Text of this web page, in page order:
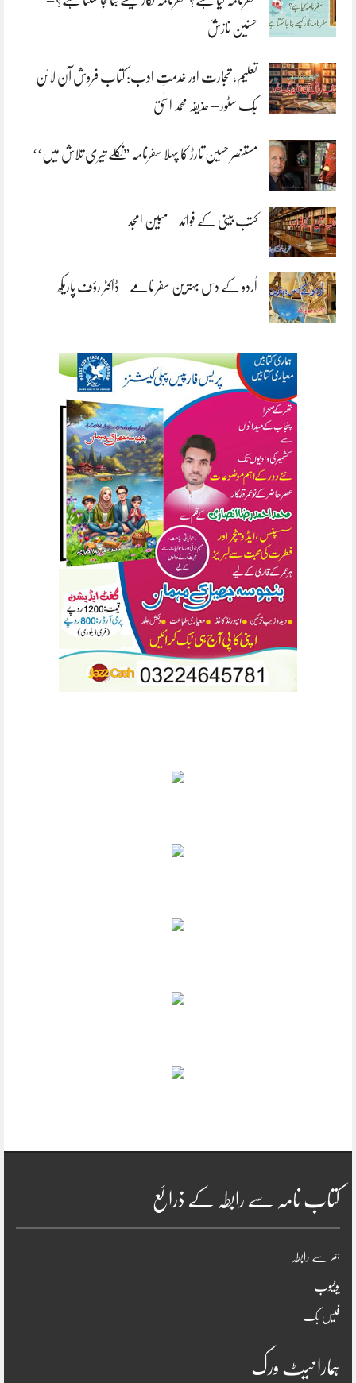
حسنین نازشؔ
تعلیم، تجارت اور خدمتِ ادب: کتاب فروش آن لائن
بُک سٹور – حذیفہ محمد اسحٰق
مستنصر حسین تارڑ کا پہلا سفرنامہ ”نکلے تیری تلاش میں‘‘
کتب بینی کے فوائد – مبین امجد
اُردو کے دس بہترین سفر نامے – ڈاکٹر رؤف پاریکھ
کتاب نامہ سے رابطہ کے ذرائع
ہم سے رابطہ
یوٹیوب
فیس بک
ہمارا نیٹ ورک